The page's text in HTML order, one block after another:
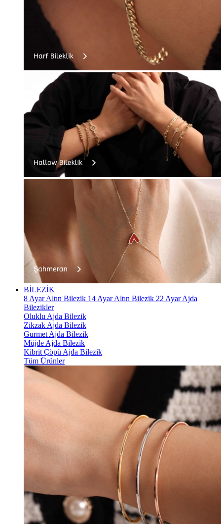
BİLEZİK
8 Ayar Altın Bilezik 14 Ayar Altın Bilezik 22 Ayar Ajda
Bilezikler
Oluklu Ajda Bilezik
Zikzak Ajda Bilezik
Gurmet Ajda Bilezik
Müjde Ajda Bilezik
Kibrit Çöpü Ajda Bilezik
Tüm Ürünler